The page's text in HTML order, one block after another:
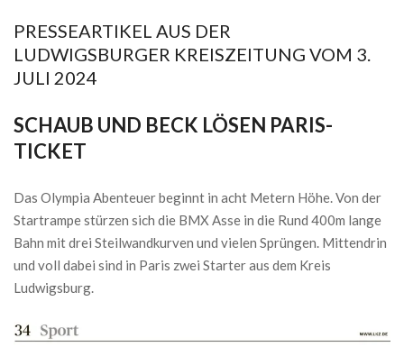
MenuPRESSEARTIKEL AUS DER
LUDWIGSBURGER KREISZEITUNG VOM 3.
JULI 2024
SCHAUB UND BECK LÖSEN PARIS-
TICKET
Das Olympia Abenteuer beginnt in acht Metern Höhe. Von der
Startrampe stürzen sich die BMX Asse in die Rund 400m lange
Bahn mit drei Steilwandkurven und vielen Sprüngen. Mittendrin
und voll dabei sind in Paris zwei Starter aus dem Kreis
Ludwigsburg.